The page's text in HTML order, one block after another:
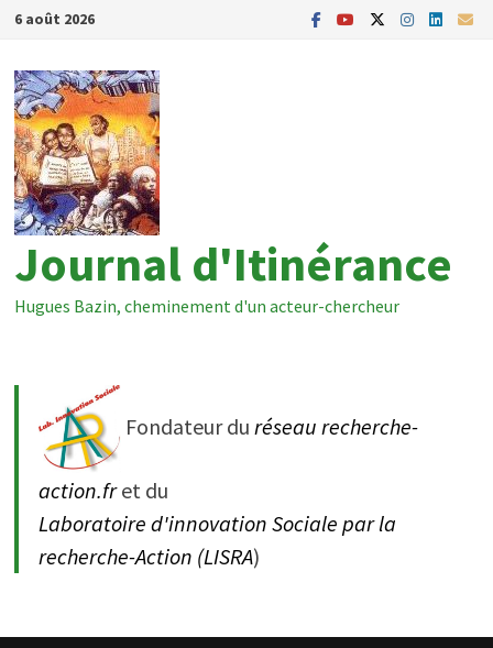
Passer
contenu
6 août 2026
Journal d'Itinérance
Hugues Bazin, cheminement d'un acteur-chercheur
Fondateur duréseau recherche-
action.fret du
Laboratoire d'innovation Sociale par la
recherche-Action (LISRA)